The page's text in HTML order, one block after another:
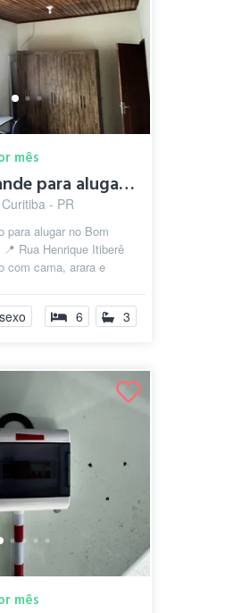
mês
Quarto grande para alugar ao lado do Cen...
- PR
para alugar no Bom
Rua Henrique Itiberê
com cama, arara e
6 3
mês